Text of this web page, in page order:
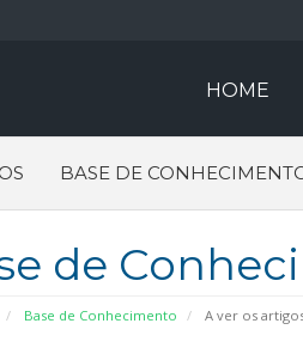
HOME
BASE DE
de
Base de Conhecimento A ver os